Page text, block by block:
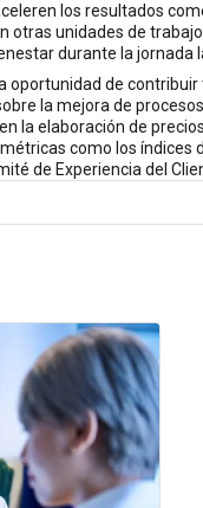
los resultados
unidades de
durante la jornada
oportunidad de
la mejora de
la elaboración de
como los índices
de Experiencia del